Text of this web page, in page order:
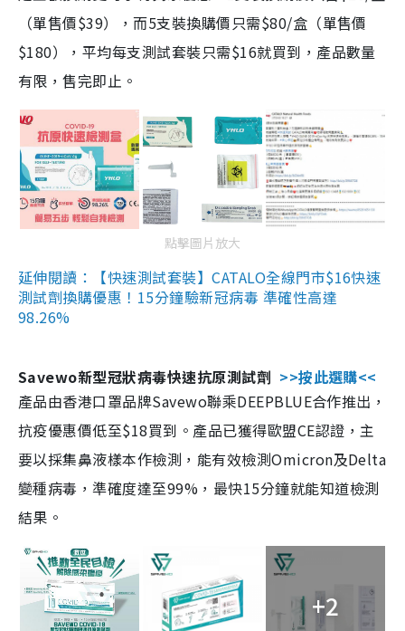
（單售價$39），而5支裝換購價只需$80/盒（單售價
$180），平均每支測試套裝只需$16就買到，產品數量
有限，售完即止。
點擊圖片放大
延伸閱讀：【快速測試套裝】CATALO全線門市$16快速
測試劑換購優惠！15分鐘驗新冠病毒 準確性高達
98.26%
Savewo新型冠狀病毒快速抗原測試劑 >>按此選購<<
產品由香港口罩品牌Savewo聯乘DEEPBLUE合作推出，
抗疫優惠價低至$18買到。產品已獲得歐盟CE認證，主
要以採集鼻液樣本作檢測，能有效檢測Omicron及Delta
變種病毒，準確度達至99%，最快15分鐘就能知道檢測
結果。
+2